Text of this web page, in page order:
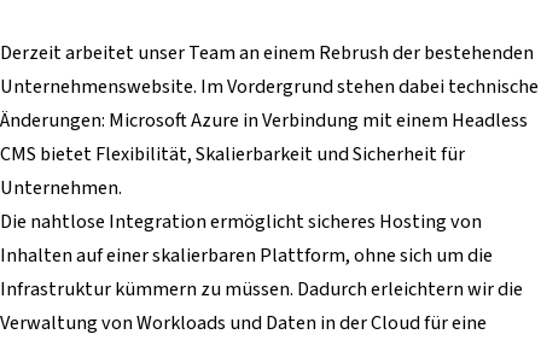
Derzeit arbeitet unser Team an einem Rebrush der bestehenden
Unternehmenswebsite. Im Vordergrund stehen dabei technische
Änderungen: Microsoft Azure in Verbindung mit einem Headless
CMS bietet Flexibilität, Skalierbarkeit und Sicherheit für
Unternehmen.
Die nahtlose Integration ermöglicht sicheres Hosting von
Inhalten auf einer skalierbaren Plattform, ohne sich um die
Infrastruktur kümmern zu müssen. Dadurch erleichtern wir die
Verwaltung von Workloads und Daten in der Cloud für eine